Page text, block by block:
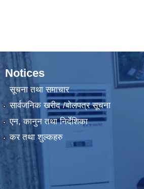
Notices
सूचना तथा समाचार
सार्वजनिक खरीद /बोलपत्र सूचना
एन, कानुन तथा निर्देशिका
कर तथा शुल्कहरु